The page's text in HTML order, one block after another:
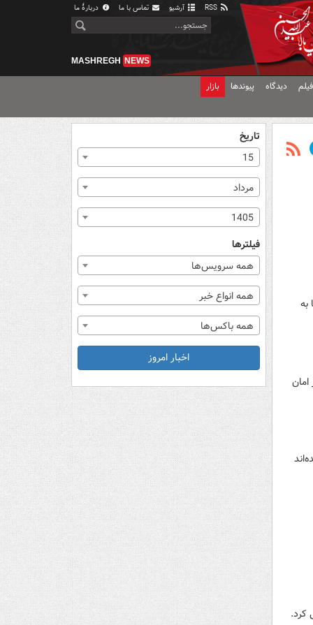
آرشیو تماس با ما دربارهٔ ما
MASHREGH NEWS
دیدگاه پیوندها بازار
به
در امان
تاریخ
15
مرداد
1405
فیلترها
همه سرویس‌ها
همه انواع خبر
همه باکس‌ها
اخبار امروز